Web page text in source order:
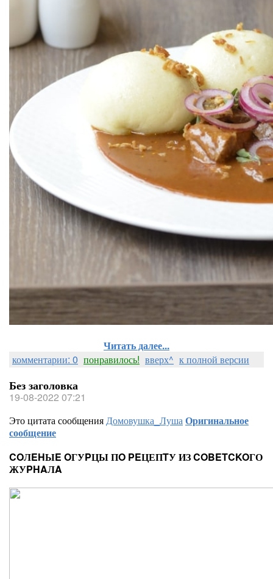
Читать далее...
комментарии: 0 понравилось! вверх^ к полной версии
Без заголовка
19-08-2022 07:21
Это цитата сообщенияДомовушка_ЛушаОригинальное
сообщение
COЛEHЫE OГУPЦЫ ПO PEЦЕПTУ ИЗ COBETCKOГО
ЖУPHAЛA